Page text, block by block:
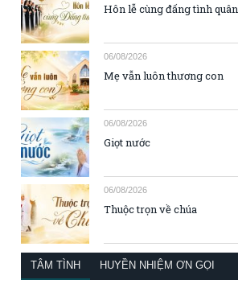
Hôn lễ cùng đấng tình quân
06/08/2026
Mẹ vẫn luôn thương con
06/08/2026
Giọt nước
06/08/2026
Thuộc trọn về chúa
TÂM TÌNH HUYỀN NHIỆM ƠN GỌI